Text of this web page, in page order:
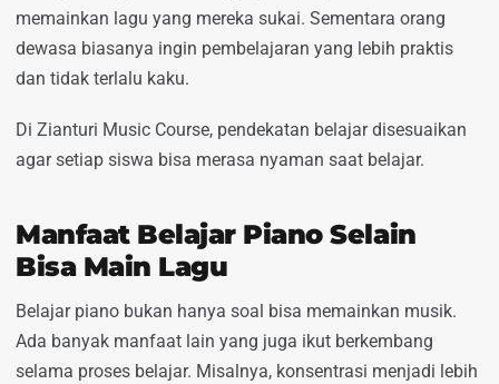
memainkan lagu yang mereka sukai. Sementara orang
dewasa biasanya ingin pembelajaran yang lebih praktis
dan tidak terlalu kaku.
Di Zianturi Music Course, pendekatan belajar disesuaikan
agar setiap siswa bisa merasa nyaman saat belajar.
Manfaat Belajar Piano Selain
Bisa Main Lagu
Belajar piano bukan hanya soal bisa memainkan musik.
Ada banyak manfaat lain yang juga ikut berkembang
selama proses belajar. Misalnya, konsentrasi menjadi lebih